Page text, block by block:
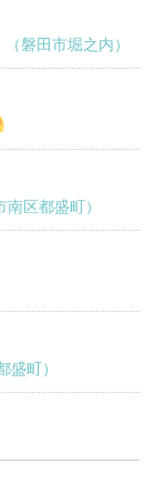
磐田市堀之内）
南区都盛町）
盛町）